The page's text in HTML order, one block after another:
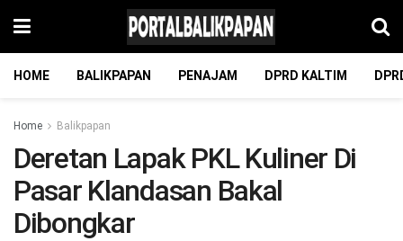
HOME BALIKPAPAN PENAJAM DPRD KALTIM
Home Balikpapan
Deretan Lapak PKL Kuliner Di
Pasar Klandasan Bakal
Dibongkar